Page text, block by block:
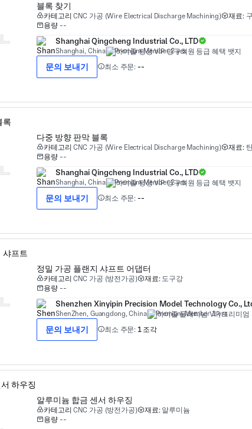
블록 찾기
카테고리 CNC 가공 (Wire Electrical Discharge Machining) 재료:
용량--
Shanghai Qingcheng Industrial Co., LTD
Shanghai, China Premium Member 2 yrs
문의 보내기 최소 주문:--
다중 방향 판막 블록
카테고리 CNC 가공 (Wire Electrical Discharge Machining) 재료:
용량--
Shanghai Qingcheng Industrial Co., LTD
Shanghai, China Premium Member 2 yrs
문의 보내기 최소 주문:--
정밀 가공 플랜지 샤프트 어댑터
카테고리 CNC 가공 (방전가공) 재료:도구강
용량--
Shenzhen Xinyipin Precision Model Technology Co.,
ShenZhen, Guangdong, China Premium Member 1 yrs
문의 보내기 최소 주문: 1 조각
알루미늄 합금 센서 하우징
카테고리 CNC 가공 (방전가공) 재료:알루미늄
용량--